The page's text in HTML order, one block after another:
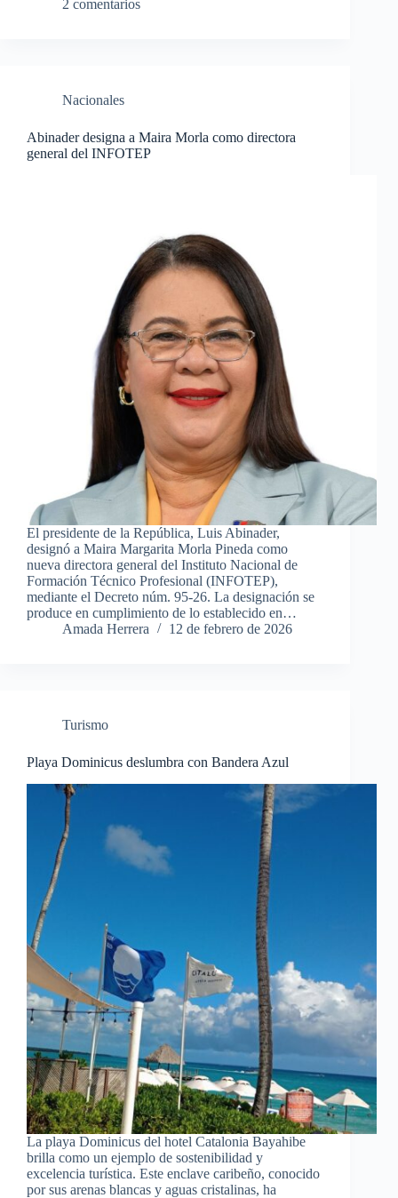
2 comentarios
Nacionales
Abinader designa a Maira Morla como directora
general del INFOTEP
El presidente de la República, Luis Abinader,
designó a Maira Margarita Morla Pineda como
nueva directora general del Instituto Nacional de
Formación Técnico Profesional (INFOTEP),
mediante el Decreto núm. 95-26. La designación se
produce en cumplimiento de lo establecido en…
Amada Herrera
12 de febrero de 2026
Turismo
Playa Dominicus deslumbra con Bandera Azul
La playa Dominicus del hotel Catalonia Bayahibe
brilla como un ejemplo de sostenibilidad y
excelencia turística. Este enclave caribeño, conocido
por sus arenas blancas y aguas cristalinas, ha